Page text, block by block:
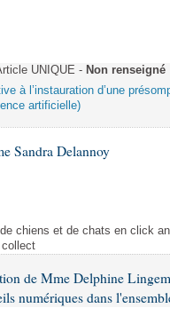
UNIQUE - Non renseigné
à l’instauration d’une
artificielle)
Sandra Delannoy
chiens et de chats en click
de Mme Delphine
numériques dans